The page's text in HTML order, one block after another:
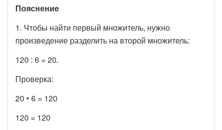
Пояснение
1. Чтобы найти первый множитель, нужно
произведение разделить на второй множитель:
120 : 6 = 20.
Проверка:
20 • 6 = 120
120 = 120